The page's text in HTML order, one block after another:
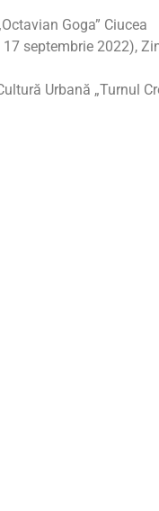
Goga” Ciucea
17 septembrie 2022),
Urbană „Turnul